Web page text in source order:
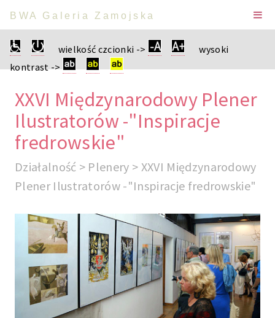
BWA Galeria Zamojska
wielkość czcionki ->
wysoki
kontrast ->
XXVI Międzynarodowy Plener
Ilustratorów -"Inspiracje
fredrowskie"
Działalność > Plenery > XXVI Międzynarodowy
Plener Ilustratorów -"Inspiracje fredrowskie"